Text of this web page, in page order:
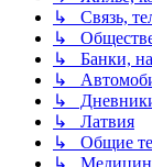
↳ Связь,
↳
↳ Банки,
↳
↳
↳ Латвия
↳ Общие
↳